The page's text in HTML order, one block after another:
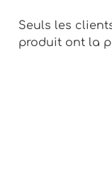
Seuls les
produit ont la